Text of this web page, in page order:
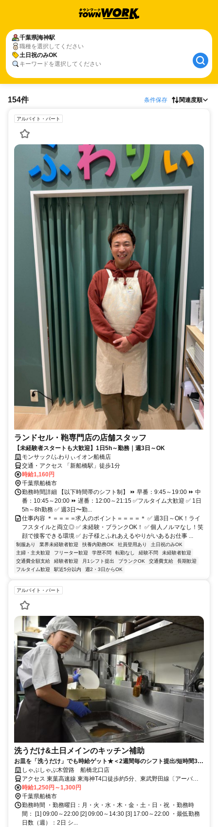
千葉県海神駅
職種を選択してください
土日祝のみOK
キーワードを選択してください
154件 条件保存 関連度順
アルバイト・パート
ランドセル・鞄専門店の店舗スタッフ
【未経験者スタートも大歓迎】1日5h～勤務｜週3日～OK
モンサック/ふわりぃイオン船橋店
交通・アクセス 「新船橋駅」徒歩1分
時給1,160円
千葉県船橋市
勤務時間詳細 【以下時間帯のシフト制】 ⏩ 早番：9:45～19:00 ⏩ 中
番：10:45～20:00 ⏩ 遅番：12:00～21:15 ✅フルタイム大歓迎 ✅ 1日
5h～8h勤務 ✅ 週3日〜勤...
仕事内容 ＊＝＝＝＝求人のポイント＝＝＝＝＊ ✅ 週3日～OK！ライ
フスタイルと両立◎ ✅ 未経験・ブランクOK！ ✅ 個人ノルマなし！笑
顔で接客できる環境 ✅ お子様とふれあえるやりがいあるお仕事 ...
制服あり 業界未経験者歓迎 扶養内勤務OK 社員登用あり
土日祝のみOK
主婦・主夫歓迎
フリーター歓迎 学歴不問 転勤なし 経験不問
未経験者歓迎
交通費全額支給
経験者歓迎 月1シフト提出 ブランクOK 交通費支給
長期歓迎
フルタイム歓迎
駅近5分以内 週2・3日からOK
アルバイト・パート
洗うだけ&土日メインのキッチン補助
お皿を「洗うだけ」でも時給ゲット★＜2週間毎のシフト提出/短時間3h
～/週2日～＞
しゃぶしゃぶ木曽路 船橋北口店
アクセス 東葉高速線 東海神T4口徒歩約5分、東武野田線〔アーバン
パークライン〕 船橋北口徒歩約6分、ＪＲ総武本線 船橋北口徒歩約6
分 船橋駅～徒歩6分
時給1,250円～1,300円
千葉県船橋市
勤務時間 ・勤務曜日：月・火・水・木・金・土・日・祝 ・勤務時
間： [1] 09:00～22:00 [2] 09:00～14:30 [3] 17:00～22:00 ・最低勤務
日数（週）：2日 シ...